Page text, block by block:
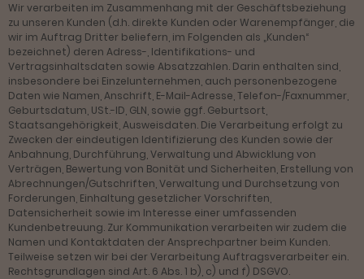
Wir verarbeiten im Zusammenhang mit der Geschäftsbeziehung
zu unseren Kunden (d.h. direkte Kunden oder Warenempfänger, die
wir im Auftrag Dritter beliefern, im Folgenden als „Kunden“
bezeichnet) deren Adress-, Identifikations- und
Vertragsinhaltsdaten sowie Absatzzahlen. Darin enthalten sind,
insbesondere bei Einzelunternehmen, auch personenbezogene
Daten wie Namen, Anschrift, E-Mail-Adresse, Telefon-/Faxnummer,
Geburtsdatum, USt.-ID, GLN, sowie ggf. Geburtsort,
Staatsangehörigkeit, Ausweisdaten. Die Verarbeitung erfolgt zu
Zwecken der eindeutigen Identifizierung des Kunden sowie der
Anbahnung, Durchführung, Verwaltung und Abwicklung von
Verträgen, Bewertung von Bonität und Sicherheiten, Erstellung von
Abrechnungen/Gutschriften, Verwaltung und Durchsetzung von
Forderungen, Einhaltung gesetzlicher Vorschriften,
Datensicherheit sowie im Interesse einer umfassenden
Kundenbetreuung. Zur Kommunikation verarbeiten wir zudem die
Namen und Kontaktdaten der Ansprechpartner beim Kunden.
Teilweise setzen wir bei der Verarbeitung Auftragsverarbeiter ein.
Rechtsgrundlagen sind Art. 6 Abs. 1 b), c) und f) DSGVO.